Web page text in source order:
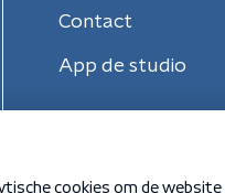
Contact
App de studio